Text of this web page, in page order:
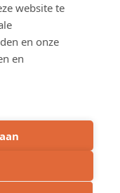
website te
en onze
en